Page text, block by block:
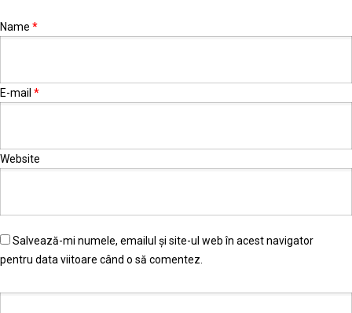
Name *
E-mail *
Website
Salvează-mi numele, emailul și site-ul web în acest navigator
pentru data viitoare când o să comentez.